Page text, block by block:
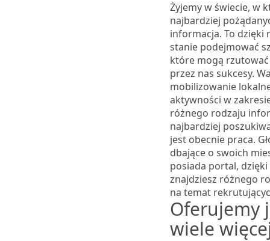
Żyjemy w świecie, w
najbardziej
informacja. To dzięki
stanie podejmować
które mogą
przez nas sukcesy.
mobilizowanie
aktywności w
różnego rodzaju
najbardziej
jest obecnie praca.
dbające o swoich
posiada portal,
znajdziesz różnego
na temat
Oferujemy
wiele